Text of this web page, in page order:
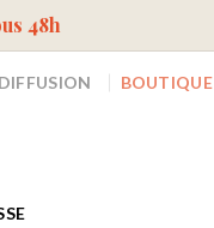
48h
DIFFUSION BOUTIQUE